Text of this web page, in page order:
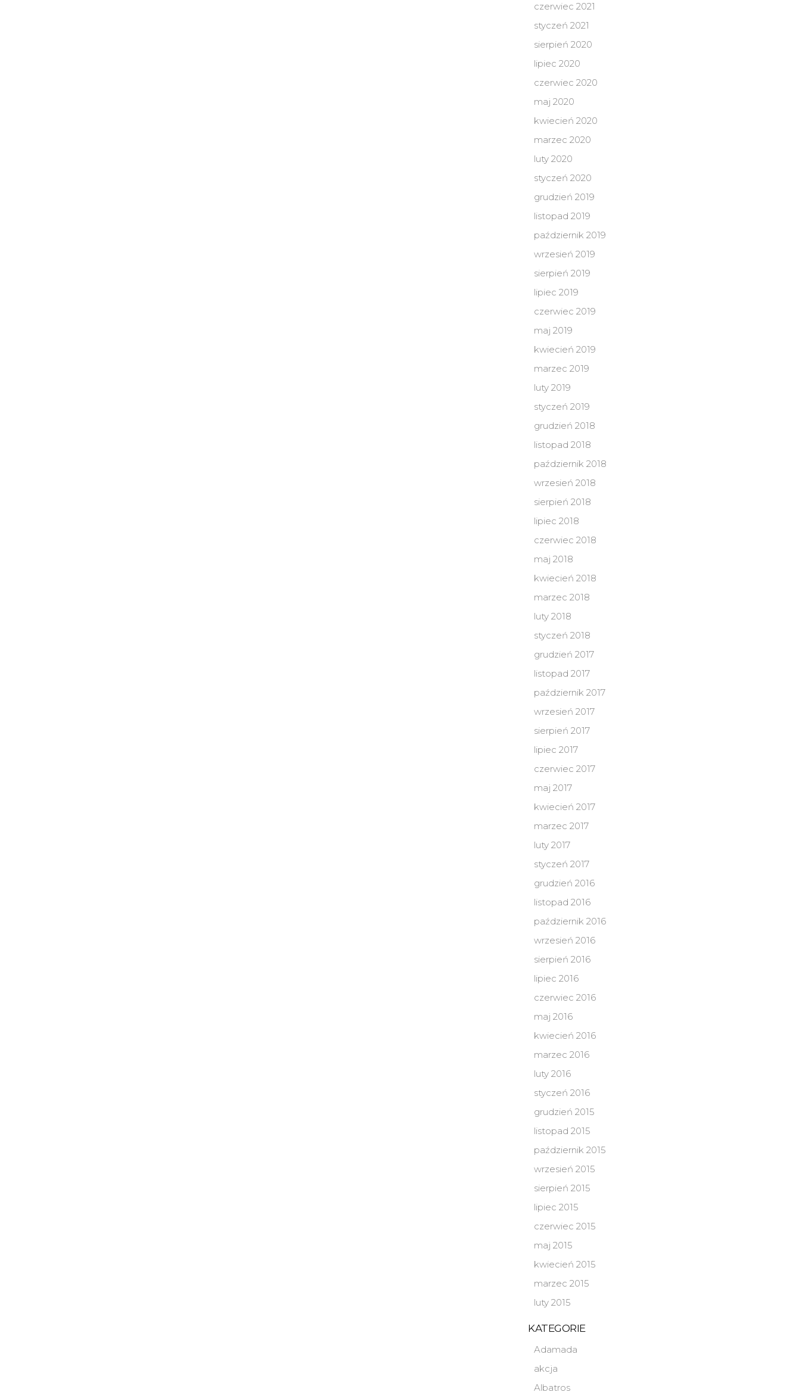
czerwiec 2021
styczeń 2021
sierpień 2020
lipiec 2020
czerwiec 2020
maj 2020
kwiecień 2020
marzec 2020
luty 2020
styczeń 2020
grudzień 2019
listopad 2019
październik 2019
wrzesień 2019
sierpień 2019
lipiec 2019
czerwiec 2019
maj 2019
kwiecień 2019
marzec 2019
luty 2019
styczeń 2019
grudzień 2018
listopad 2018
październik 2018
wrzesień 2018
sierpień 2018
lipiec 2018
czerwiec 2018
maj 2018
kwiecień 2018
marzec 2018
luty 2018
styczeń 2018
grudzień 2017
listopad 2017
październik 2017
wrzesień 2017
sierpień 2017
lipiec 2017
czerwiec 2017
maj 2017
kwiecień 2017
marzec 2017
luty 2017
styczeń 2017
grudzień 2016
listopad 2016
październik 2016
wrzesień 2016
sierpień 2016
lipiec 2016
czerwiec 2016
maj 2016
kwiecień 2016
marzec 2016
luty 2016
styczeń 2016
grudzień 2015
listopad 2015
październik 2015
wrzesień 2015
sierpień 2015
lipiec 2015
czerwiec 2015
maj 2015
kwiecień 2015
marzec 2015
luty 2015
KATEGORIE
Adamada
akcja
Albatros